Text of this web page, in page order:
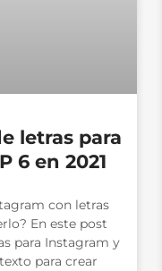
letras para
6 en 2021
con letras
En este post
para Instagram y
para crear